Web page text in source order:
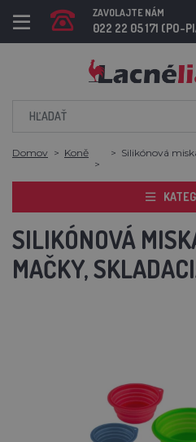
ZAVOLAJTE NÁM
022 22 05 171 (PO-
Domov Koně Silikónová
SILIKÓNOVÁ
MAČKY,